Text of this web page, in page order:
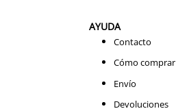
AYUDA
Contacto
Cómo comprar
Envío
Devoluciones